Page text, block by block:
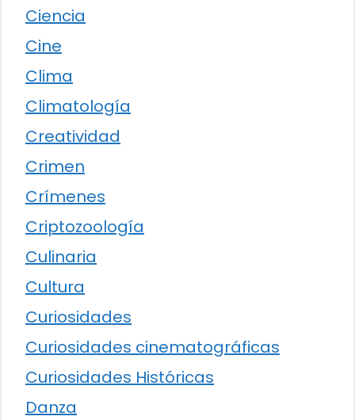
Ciencia
Cine
Clima
Climatología
Creatividad
Crimen
Crímenes
Criptozoología
Culinaria
Cultura
Curiosidades
Curiosidades cinematográficas
Curiosidades Históricas
Danza